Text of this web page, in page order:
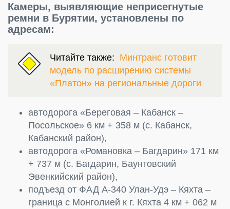
Камеры, выявляющие неприсегнутые
ремни в Бурятии, установлены по
адресам:
Читайте также: Минтранс готовит
модель по расширению системы
«Платон» на региональные дороги
автодорога «Береговая – Кабанск –
Посольское» 6 км + 358 м (с. Кабанск,
Кабанский район),
автодорога «Романовка – Багдарин» 171 км
+ 737 м (с. Багдарин, Баунтовский
Эвенкийский район),
подъезд от ФАД А-340 Улан-Удэ – Кяхта –
граница с Монголией к г. Кяхта 4 км + 062 м